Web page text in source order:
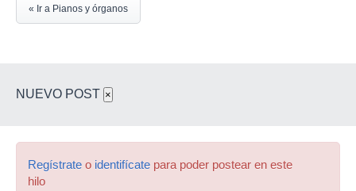
« Ir a Pianos y órganos
NUEVO POST ×
Regístrate o identifícate para poder postear en este
hilo